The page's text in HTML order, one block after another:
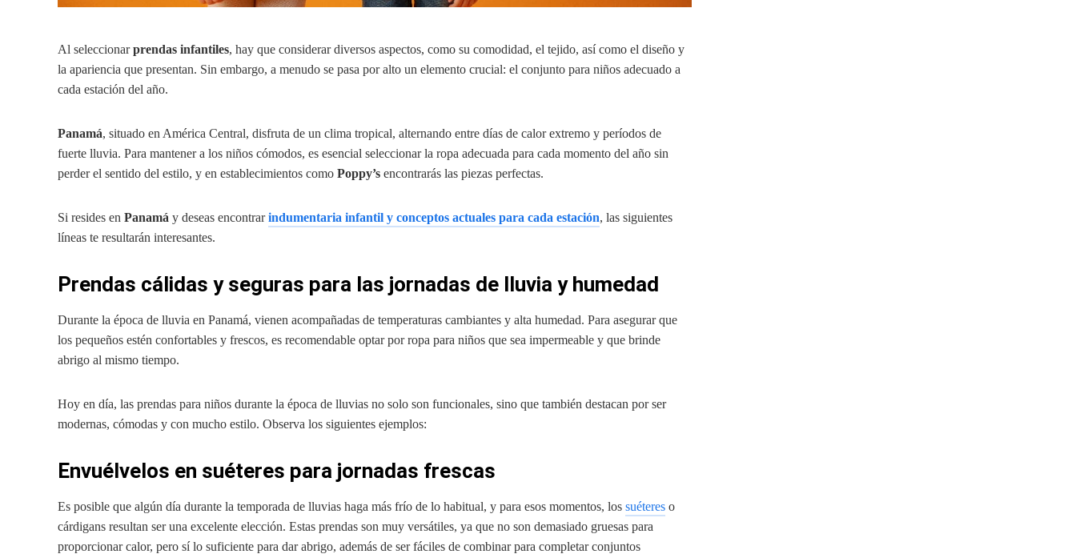
Al seleccionarprendas infantiles, hay que considerar diversos aspectos, como su comodidad, el tejido, así como el diseño y
la apariencia que presentan. Sin embargo, a menudo se pasa por alto un elemento crucial: el conjunto para niños adecuado a
cada estación del año.
Panamá, situado en América Central, disfruta de un clima tropical, alternando entre días de calor extremo y períodos de
fuerte lluvia. Para mantener a los niños cómodos, es esencial seleccionar la ropa adecuada para cada momento del año sin
perder el sentido del estilo, y en establecimientos como Poppy’s encontrarás las piezas perfectas.
Si resides en Panamá y deseas encontrarindumentaria infantil y conceptos actuales para cada estación, las siguientes
líneas te resultarán interesantes.
Prendas cálidas y seguras para las jornadas de lluvia y humedad
Durante la época de lluvia en Panamá, vienen acompañadas de temperaturas cambiantes y alta humedad. Para asegurar que
los pequeños estén confortables y frescos, es recomendable optar por ropa para niños que sea impermeable y que brinde
abrigo al mismo tiempo.
Hoy en día, las prendas para niños durante la época de lluvias no solo son funcionales, sino que también destacan por ser
modernas, cómodas y con mucho estilo. Observa los siguientes ejemplos:
Envuélvelos en suéteres para jornadas frescas
Es posible que algún día durante la temporada de lluvias haga más frío de lo habitual, y para esos momentos, los suéteres o
cárdigans resultan ser una excelente elección. Estas prendas son muy versátiles, ya que no son demasiado gruesas para
proporcionar calor, pero sí lo suficiente para dar abrigo, además de ser fáciles de combinar para completar conjuntos